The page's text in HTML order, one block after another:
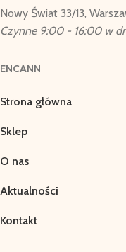
Nowy Świat 33/13,
Czynne 9:00 - 16:00 w
ENCANN
Strona główna
Sklep
O nas
Aktualności
Kontakt